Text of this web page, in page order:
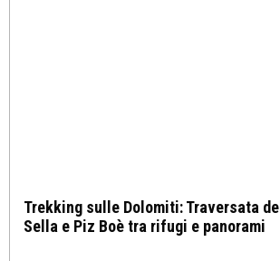
Trekking sulle Dolomiti: Traversata del
Sella e Piz Boè tra rifugi e panorami